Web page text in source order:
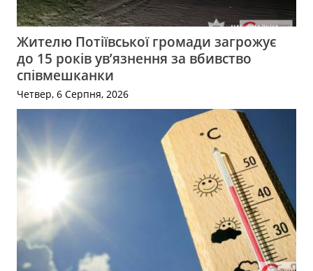
Жителю Потіївської громади загрожує
до 15 років ув’язнення за вбивство
співмешканки
Четвер, 6 Серпня, 2026